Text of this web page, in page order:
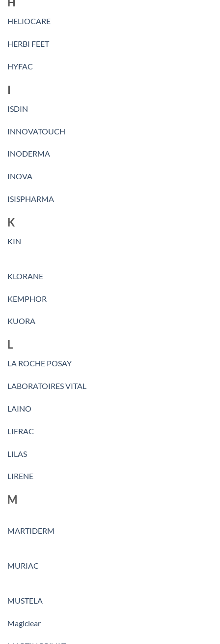
HELIOCARE
HERBI FEET
HYFAC
I
ISDIN
INNOVATOUCH
INODERMA
INOVA
ISISPHARMA
K
KIN
KLORANE
KEMPHOR
KUORA
L
LA ROCHE POSAY
LABORATOIRES VITAL
LAINO
LIERAC
LILAS
LIRENE
M
MARTIDERM
MURIAC
MUSTELA
Magiclear